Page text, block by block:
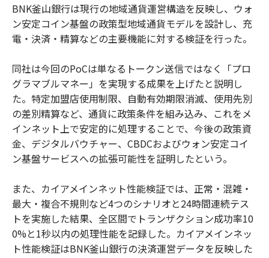
BNK釜山銀行は現行の地域通貨運営構造を反映し、ウォ
ン安定コイン基盤の政策型地域通貨モデルを設計し、充
電・決済・精算などの主要機能に対する検証を行った。
同社は今回のPoCは単なるトークン送信ではなく「プロ
グラマブルマネー」を実現する成果を上げたと説明し
た。特定加盟店使用制限、自動有効期限消滅、使用先別
の差別精算など、通貨に政策条件を組み込み、これをメ
インネット上で安定的に処理することで、今後の政策資
金、デジタルバウチャー、CBDCおよびウォン安定コイ
ン基盤サービスへの拡張可能性を証明したという。
また、カイアメインネット性能検証では、正常・混雑・
最大・複合不規則など4つのシナリオと24時間連続テス
トを実施した結果、全区間でトランザクション成功率10
0%と1秒以内の処理性能を記録した。カイアメインネッ
ト性能検証はBNK釜山銀行の決済運営データを反映した